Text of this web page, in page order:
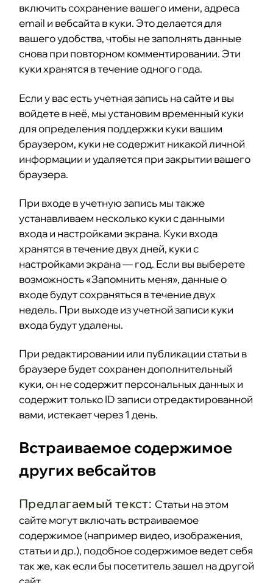
включить сохранение вашего имени, адреса
email и вебсайта в куки. Это делается для
вашего удобства, чтобы не заполнять данные
снова при повторном комментировании. Эти
куки хранятся в течение одного года.
Если у вас есть учетная запись на сайте и вы
войдете в неё, мы установим временный куки
для определения поддержки куки вашим
браузером, куки не содержит никакой личной
информации и удаляется при закрытии вашего
браузера.
При входе в учетную запись мы также
устанавливаем несколько куки с данными
входа и настройками экрана. Куки входа
хранятся в течение двух дней, куки с
настройками экрана — год. Если вы выберете
возможность «Запомнить меня», данные о
входе будут сохраняться в течение двух
недель. При выходе из учетной записи куки
входа будут удалены.
При редактировании или публикации статьи в
браузере будет сохранен дополнительный
куки, он не содержит персональных данных и
содержит только ID записи отредактированной
вами, истекает через 1 день.
Встраиваемое содержимое
других вебсайтов
Предлагаемый текст: Статьи на этом
сайте могут включать встраиваемое
содержимое (например видео, изображения,
статьи и др.), подобное содержимое ведет себя
так же, как если бы посетитель зашел на другой